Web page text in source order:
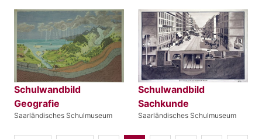
Schulwandbild
Geografie
Saarländisches Schulmuseum
Schulwandbild
Sachkunde
Saarländisches Schulmuseum